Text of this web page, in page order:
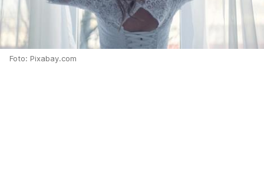
Foto: Pixabay.com